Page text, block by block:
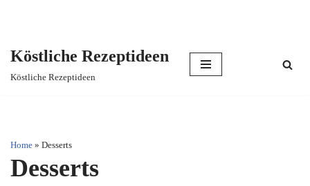
Köstliche Rezeptideen
Köstliche Rezeptideen
Home » Desserts
Desserts